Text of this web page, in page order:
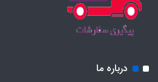
درباره ما